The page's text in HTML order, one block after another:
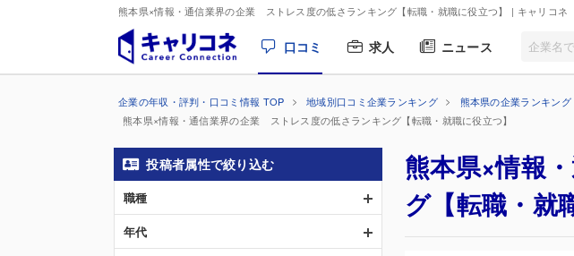
熊本県×情報・通信業界の企業 ストレス度の低さランキング【転職・就職に役立つ】 | キャリコネ
口コミ 求人 ニュース
企業の年収・評判・口コミ情報 TOP 地域別口コミ企業ランキング 熊本県の企業ランキング
熊本県×情報・通信業界の企業 ストレス度の低さランキング【転職・就職に役立つ】
熊本県×情報
グ【転職・就
投稿者属性で絞り込む
職種
年代